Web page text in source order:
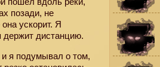
позади, не
ускорит. Я
держит дистанцию.
я подумывал о том,